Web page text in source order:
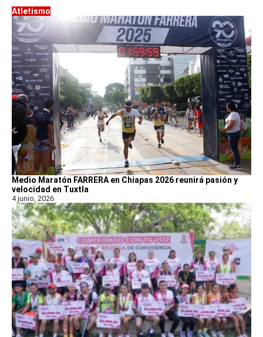
Atletismo
Medio Maratón FARRERA en Chiapas 2026 reunirá pasión y
velocidad en Tuxtla
4 junio, 2026